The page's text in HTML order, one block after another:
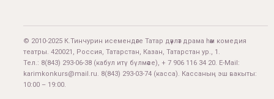
© 2010-2025 К.Тинчурин исемендәге Татар дәүләт драма һәм комедия
театры. 420021, Россия, Татарстан, Казан, Татарстан ур., 1.
Тел.: 8(843) 293-06-38 (кабул итү бүлмәсе), + 7 906 116 34 20. E-Mail:
karimkonkurs@mail.ru. 8(843) 293-03-74 (касса). Кассаның эш вакыты:
10:00 – 19:00.